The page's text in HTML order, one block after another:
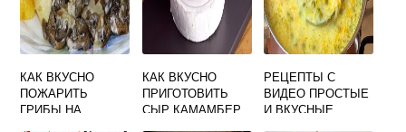
КАК ВКУСНО
ПОЖАРИТЬ
ГРИБЫ НА
КАК ВКУСНО
ПРИГОТОВИТЬ
СЫР КАМАМБЕР
РЕЦЕПТЫ С
ВИДЕО ПРОСТЫЕ
И ВКУСНЫЕ